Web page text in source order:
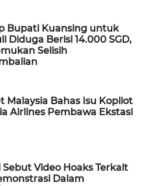
Bupati Kuansing untuk
Diduga Berisi 14.000 SGD,
Selisih
Malaysia Bahas Isu Kopilot
Airlines Pembawa Ekstasi
Sebut Video Hoaks Terkait
Dalam